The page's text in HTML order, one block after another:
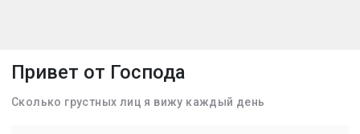
Привет от Господа
Сколько грустных лиц я вижу каждый день